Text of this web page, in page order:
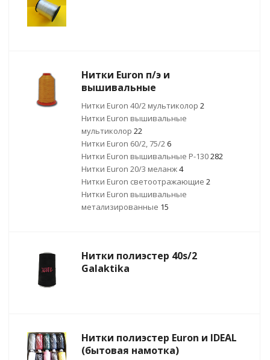
Нитки Euron п/э и
вышивальные
Нитки Euron 40/2 мультиколор 2
Нитки Euron вышивальные
мультиколор 22
Нитки Euron 60/2, 75/2 6
Нитки Euron вышивальные Р-130282
Нитки Euron 20/3 меланж4
Нитки Euron светоотражающие 2
Нитки Euron вышивальные
метализированные 15
Нитки полиэстер 40s/2
Galaktika
Нитки полиэстер Euron и IDEAL
(бытовая намотка)